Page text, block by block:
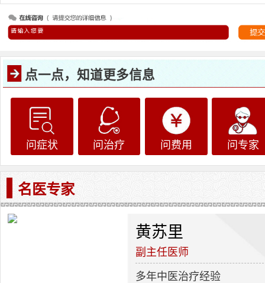
点一点，知道更多信息
问症状 问治疗 问费用 问专家
名医专家
黄苏里
副主任医师
多年中医治疗经验